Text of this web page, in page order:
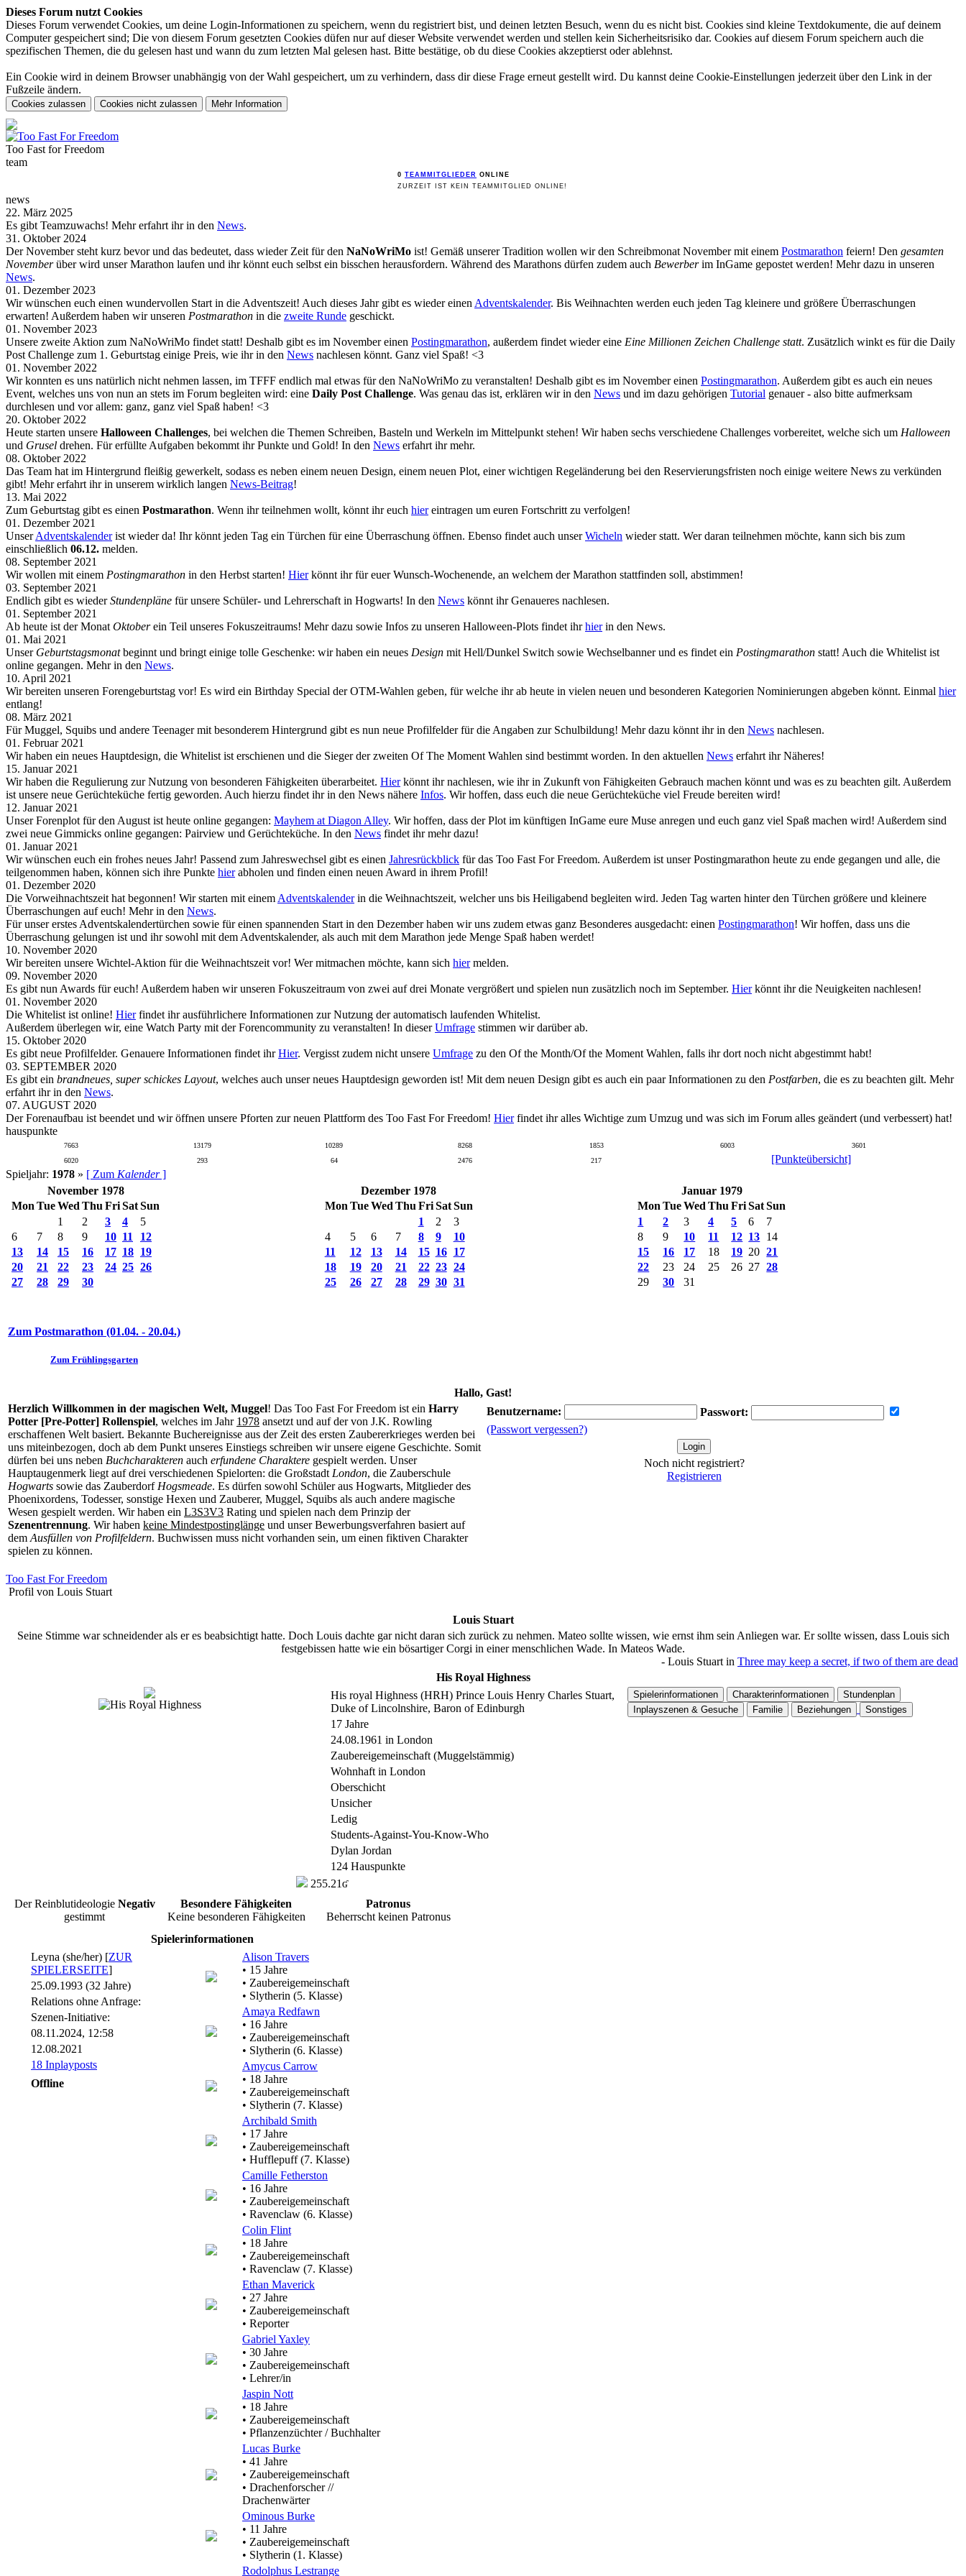
Dieses Forum nutzt Cookies
Dieses Forum verwendet Cookies, um deine Login-Informationen zu speichern, wenn du registriert bist, und deinen letzten Besuch, wenn du es nicht bist. Cookies sind kleine Textdokumente, die auf deinem
Computer gespeichert sind; Die von diesem Forum gesetzten Cookies düfen nur auf dieser Website verwendet werden und stellen kein Sicherheitsrisiko dar. Cookies auf diesem Forum speichern auch die
spezifischen Themen, die du gelesen hast und wann du zum letzten Mal gelesen hast. Bitte bestätige, ob du diese Cookies akzeptierst oder ablehnst.
Ein Cookie wird in deinem Browser unabhängig von der Wahl gespeichert, um zu verhindern, dass dir diese Frage erneut gestellt wird. Du kannst deine Cookie-Einstellungen jederzeit über den Link in der
Fußzeile ändern.
Too Fast forFreedom
team
0 TEAMMITGLIEDER ONLINE
ZURZEIT IST KEIN TEAMMITGLIED ONLINE!
news
22. März 2025
Es gibt Teamzuwachs! Mehr erfahrt ihr in den News.
31. Oktober 2024
Der November steht kurz bevor und das bedeutet, dass wieder Zeit für den NaNoWriMo ist! Gemäß unserer Tradition wollen wir den Schreibmonat November mit einem Postmarathon feiern! Den gesamten
Novemberüber wird unser Marathon laufen und ihr könnt euch selbst ein bisschen herausfordern. Während des Marathons dürfen zudem auch Bewerberim InGame gepostet werden! Mehr dazu in unseren
News.
01. Dezember 2023
Wir wünschen euch einen wundervollen Start in die Adventszeit! Auch dieses Jahr gibt es wieder einen Adventskalender. Bis Weihnachten werden euch jeden Tag kleinere und größere Überraschungen
erwarten! Außerdem haben wir unseren Postmarathon in die zweite Runde geschickt.
01. November 2023
Unsere zweite Aktion zum NaNoWriMo findet statt! Deshalb gibt es im November einen Postingmarathon, außerdem findet wieder eine Eine Millionen Zeichen Challenge statt. Zusätzlich winkt es für die Daily
Post Challenge zum 1. Geburtstag einige Preis, wie ihr in den News nachlesen könnt. Ganz viel Spaß! <3
01. November 2022
Wir konnten es uns natürlich nicht nehmen lassen, im TFFF endlich mal etwas für den NaNoWriMo zu veranstalten! Deshalb gibt es im November einen Postingmarathon. Außerdem gibt es auch ein neues
Event, welches uns von nun an stets im Forum begleiten wird: eine Daily Post Challenge. Was genau das ist, erklären wir in den News und im dazu gehörigen Tutorial genauer - also bitte aufmerksam
durchlesen und vor allem: ganz, ganz viel Spaß haben! <3
20. Oktober 2022
Heute starten unsere Halloween Challenges, bei welchen die Themen Schreiben, Basteln und Werkeln im Mittelpunkt stehen! Wir haben sechs verschiedene Challenges vorbereitet, welche sich um Halloween
und Grusel drehen. Für erfüllte Aufgaben bekommt ihr Punkte und Gold! In den News erfahrt ihr mehr.
08. Oktober 2022
Das Team hat im Hintergrund fleißig gewerkelt, sodass es neben einem neuen Design, einem neuen Plot, einer wichtigen Regeländerung bei den Reservierungsfristen noch einige weitere News zu verkünden
gibt! Mehr erfahrt ihr in unserem wirklich langen News-Beitrag!
13. Mai 2022
Zum Geburtstag gibt es einen Postmarathon. Wenn ihr teilnehmen wollt, könnt ihr euch hiereintragen um euren Fortschritt zu verfolgen!
01. Dezember 2021
UnserAdventskalenderist wieder da! Ihr könnt jeden Tag ein Türchen für eine Überraschung öffnen. Ebenso findet auch unserWicheln wieder statt. Wer daran teilnehmen möchte, kann sich bis zum
einschließlich 06.12. melden.
08. September 2021
Wir wollen mit einem Postingmarathon in den Herbst starten! Hierkönnt ihr für euer Wunsch-Wochenende, an welchem der Marathon stattfinden soll, abstimmen!
03. September 2021
Endlich gibt es wiederStundenpläne für unsere Schüler- und Lehrerschaft in Hogwarts! In den News könnt ihr Genaueres nachlesen.
01. September 2021
Ab heute ist der Monat Oktoberein Teil unseres Fokuszeitraums! Mehr dazu sowie Infos zu unseren Halloween-Plots findet ihrhierin den News.
01. Mai 2021
Unser Geburtstagsmonatbeginnt und bringt einige tolle Geschenke: wir haben ein neues Design mit Hell/Dunkel Switch sowie Wechselbanner und es findet ein Postingmarathon statt! Auch die Whitelist ist
online gegangen. Mehr in den News.
10. April 2021
Wir bereiten unseren Forengeburtstag vor! Es wird ein Birthday Special der OTM-Wahlen geben, für welche ihr ab heute in vielen neuen und besonderen Kategorien Nominierungen abgeben könnt. Einmal hier
entlang!
08. März 2021
Für Muggel, Squibs und andere Teenager mit besonderem Hintergrund gibt es nun neue Profilfelder für die Angaben zur Schulbildung! Mehr dazu könnt ihr in den News nachlesen.
01. Februar 2021
Wir haben ein neues Hauptdesign, die Whitelist ist erschienen und die Sieger der zweiten Of The Moment Wahlen sind bestimmt worden. In den aktuellen News erfahrt ihr Näheres!
15. Januar 2021
Wir haben die Regulierung zur Nutzung von besonderen Fähigkeiten überarbeitet. Hierkönnt ihr nachlesen, wie ihr in Zukunft von Fähigkeiten Gebrauch machen könnt und was es zu beachten gilt. Außerdem
ist unsere neue Gerüchteküche fertig geworden. Auch hierzu findet ihr in den News nähere Infos. Wir hoffen, dass euch die neue Gerüchteküche viel Freude bereiten wird!
12. Januar 2021
Unser Forenplot für den August ist heute online gegangen: Mayhem at Diagon Alley. Wir hoffen, dass der Plot im künftigen InGame eure Muse anregen und euch ganz viel Spaß machen wird! Außerdem sind
zwei neue Gimmicks online gegangen: Pairview und Gerüchteküche. In den News findet ihr mehr dazu!
01. Januar 2021
Wir wünschen euch ein frohes neues Jahr! Passend zum Jahreswechsel gibt es einen Jahresrückblick für das Too Fast For Freedom. Außerdem ist unser Postingmarathon heute zu ende gegangen und alle, die
teilgenommen haben, können sich ihre Punkte hierabholen und finden einen neuen Award in ihrem Profil!
01. Dezember 2020
Die Vorweihnachtszeit hat begonnen! Wir starten mit einem Adventskalenderin die Weihnachtszeit, welcher uns bis Heiligabend begleiten wird. Jeden Tag warten hinter den Türchen größere und kleinere
Überraschungen auf euch! Mehr in den News.
Für unser erstes Adventskalendertürchen sowie für einen spannenden Start in den Dezember haben wir uns zudem etwas ganz Besonderes ausgedacht: einen Postingmarathon! Wir hoffen, dass uns die
Überraschung gelungen ist und ihr sowohl mit dem Adventskalender, als auch mit dem Marathon jede Menge Spaß haben werdet!
10. November 2020
Wir bereiten unsere Wichtel-Aktion für die Weihnachtszeit vor! Wer mitmachen möchte, kann sich hiermelden.
09. November 2020
Es gibt nun Awards für euch! Außerdem haben wir unseren Fokuszeitraum von zwei auf drei Monate vergrößert und spielen nun zusätzlich noch im September. Hierkönnt ihr die Neuigkeiten nachlesen!
01. November 2020
Die Whitelist ist online! Hierfindet ihr ausführlichere Informationen zur Nutzung der automatisch laufenden Whitelist.
Außerdem überlegen wir, eine Watch Party mit der Forencommunity zu veranstalten! In dieserUmfrage stimmen wir darüber ab.
15. Oktober 2020
Es gibt neue Profilfelder. Genauere Informationen findet ihrHier. Vergisst zudem nicht unsere Umfrage zu den Of the Month/Of the Moment Wahlen, falls ihr dort noch nicht abgestimmt habt!
03. SEPTEMBER 2020
Es gibt ein brandneues, super schickes Layout, welches auch unser neues Hauptdesign geworden ist! Mit dem neuen Design gibt es auch ein paar Informationen zu den Postfarben, die es zu beachten gilt. Mehr
erfahrt ihr in den News.
07. AUGUST 2020
Der Forenaufbau ist beendet und wir öffnen unsere Pforten zur neuen Plattform des Too Fast For Freedom! Hierfindet ihr alles Wichtige zum Umzug und was sich im Forum alles geändert (und verbessert) hat!
hauspunkte
7663 13179 10289 8268 1853 6003
3601
6020
293 64 2476 217
[Punkteübersicht]
Spieljahr: 1978 » [ Zum Kalender]
November 1978
Mon TueWed Thu FriSatSun
1
2 3 4
5
6
7 8 9 10 11
12
13
14 15 16 17 18 19
20
21 22 23 24 25 26
27
28 29 30
Dezember 1978
Mon TueWed Thu FriSatSun
1
2
3
4
5 6 7 8 9
10
11
12 13 14 15 16
17
18
19 20 21 22 23 24
25
26 27 28 29 30 31
Januar 1979
Mon TueWed Thu FriSatSun
1
2 3 4 5 6
7
8
9 10 11 12 13 14
15
16 17 18 19 20 21
22
23 24 25 26 27 28
29
30 31
Zum Postmarathon (01.04. - 20.04.)
Zum Frühlingsgarten
Hallo, Gast!
Herzlich Willkommen in der magischen Welt, Muggel! Das Too Fast For Freedom ist ein Harry
Potter [Pre-Potter] Rollenspiel, welches im Jahr 1978 ansetzt und auf der von J.K. Rowling
erschaffenen Welt basiert. Bekannte Buchereignisse aus der Zeit des ersten Zaubererkrieges werden bei
uns miteinbezogen, doch ab dem Punkt unseres Einstiegs schreiben wir unsere eigene Geschichte. Somit
dürfen bei uns neben Buchcharakteren auch erfundene Charaktere gespielt werden. Unser
Hauptaugenmerk liegt auf drei verschiedenen Spielorten: die Großstadt London, die Zauberschule
Hogwarts sowie das Zauberdorf Hogsmeade. Es dürfen sowohl Schüler aus Hogwarts, Mitglieder des
Phoenixordens, Todesser, sonstige Hexen und Zauberer, Muggel, Squibs als auch andere magische
Wesen gespielt werden. Wir haben ein L3S3V3 Rating und spielen nach dem Prinzip der
Szenentrennung. Wir haben keine Mindestpostinglänge und unser Bewerbungsverfahren basiert auf
dem Ausfüllen von Profilfeldern. Buchwissen muss nicht vorhanden sein, um einen fiktiven Charakter
spielen zu können.
Benutzername:
Passwort:
(Passwort vergessen?)
Noch nicht registriert?
Registrieren
Too Fast For Freedom
Profil von Louis Stuart
Louis Stuart
Seine Stimme war schneidender als er es beabsichtigt hatte. Doch Louis dachte gar nicht daran sich zurück zu nehmen. Mateo sollte wissen, wie ernst ihm sein Anliegen war. Er sollte wissen, dass Louis sich
festgebissen hatte wie ein bösartiger Corgi in einer menschlichen Wade. In Mateos Wade.
- Louis Stuart in Three may keep a secret, if two of them are dead
His Royal Highness
His royal Highness (HRH) Prince Louis Henry Charles Stuart,
Duke of Lincolnshire, Baron of Edinburgh
17 Jahre
24.08.1961 in London
Zaubereigemeinschaft (Muggelstämmig)
Wohnhaft in London
Oberschicht
Unsicher
Ledig
Students-Against-You-Know-Who
Dylan Jordan
124 Hauspunkte
255.21ʛ
Spielerinformationen Charakterinformationen
Stundenplan
Inplayszenen & Gesuche
Familie Beziehungen Sonstiges
Der Reinblutideologie Negativ
gestimmt
Besondere Fähigkeiten
Keine besonderen Fähigkeiten
Patronus
Beherrscht keinen Patronus
Spielerinformationen
Leyna (she/her) [ZUR
SPIELERSEITE]
25.09.1993 (32 Jahre)
Relations ohne Anfrage:
Szenen-Initiative:
08.11.2024, 12:58
12.08.2021
18 Inplayposts
Offline
Alison Travers
• 15 Jahre
• Zaubereigemeinschaft
• Slytherin (5. Klasse)
Amaya Redfawn
• 16 Jahre
• Zaubereigemeinschaft
• Slytherin (6. Klasse)
Amycus Carrow
• 18 Jahre
• Zaubereigemeinschaft
• Slytherin (7. Klasse)
Archibald Smith
• 17 Jahre
• Zaubereigemeinschaft
• Hufflepuff (7. Klasse)
Camille Fetherston
• 16 Jahre
• Zaubereigemeinschaft
• Ravenclaw (6. Klasse)
Colin Flint
• 18 Jahre
• Zaubereigemeinschaft
• Ravenclaw (7. Klasse)
Ethan Maverick
• 27 Jahre
• Zaubereigemeinschaft
• Reporter
Gabriel Yaxley
• 30 Jahre
• Zaubereigemeinschaft
• Lehrer/in
Jaspin Nott
• 18 Jahre
• Zaubereigemeinschaft
• Pflanzenzüchter / Buchhalter
Lucas Burke
• 41 Jahre
• Zaubereigemeinschaft
• Drachenforscher //
Drachenwärter
Ominous Burke
• 11 Jahre
• Zaubereigemeinschaft
• Slytherin (1. Klasse)
Rodolphus Lestrange